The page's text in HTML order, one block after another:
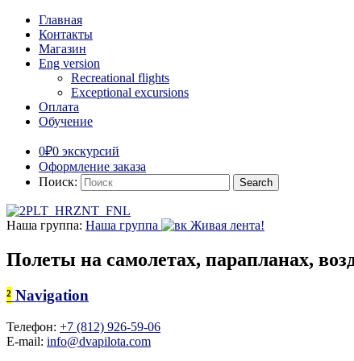
Главная
Контакты
Магазин
Eng version
Recreational flights
Exceptional excursions
Оплата
Обучение
0₽0 экскурсий
Оформление заказа
Поиск:
Наша группа: Наша группа Живая лента!
Полеты на самолетах, парапланах,
² Navigation
Телефон: +7 (812) 926-59-06
E-mail: info@dvapilota.com